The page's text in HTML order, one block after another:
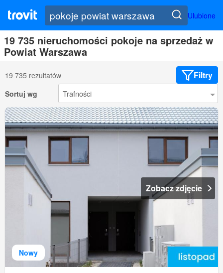
Ulubione
19 735 nieruchomości pokoje na sprzedaż w
Powiat Warszawa
19 735 rezultatów Filtry
Sortuj wg
Nowy
Zobacz zdjęcie